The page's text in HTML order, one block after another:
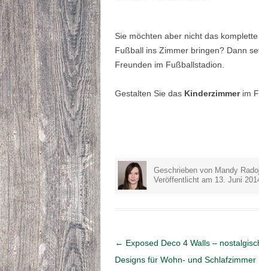
Sie möchten aber nicht das
Fußball ins Zimmer bringen? Dann
Freunden im Fußballstadion.
Gestalten Sie das Kinderzimmerim
Geschrieben von Mandy
Veröffentlicht am 13. Juni
Artikel-Navigation
← Exposed Deco 4 Walls –
Designs für Wohn- und Schlafzimmer